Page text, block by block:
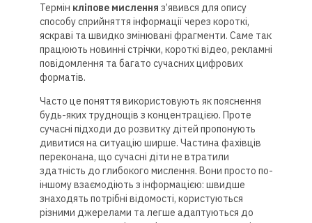
Термін кліпове мислення з’явився для опису
способу сприйняття інформації через короткі,
яскраві та швидко змінювані фрагменти. Саме так
працюють новинні стрічки, короткі відео, рекламні
повідомлення та багато сучасних цифрових
форматів.
Часто це поняття використовують як пояснення
будь-яких труднощів з концентрацією. Проте
сучасні підходи до розвитку дітей пропонують
дивитися на ситуацію ширше. Частина фахівців
переконана, що сучасні діти не втратили
здатність до глибокого мислення. Вони просто по-
іншому взаємодіють з інформацією: швидше
знаходять потрібні відомості, користуються
різними джерелами та легше адаптуються до